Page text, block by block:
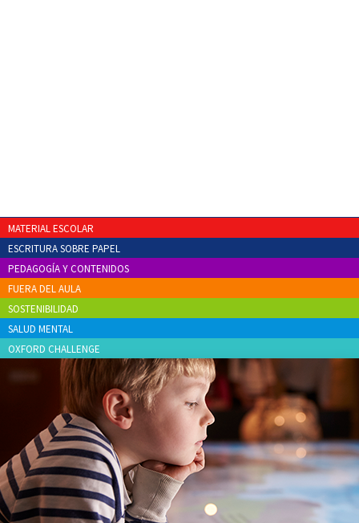
MATERIAL ESCOLAR
ESCRITURA SOBRE PAPEL
PEDAGOGÍA Y CONTENIDOS
FUERA DEL AULA
SOSTENIBILIDAD
SALUD MENTAL
OXFORD CHALLENGE